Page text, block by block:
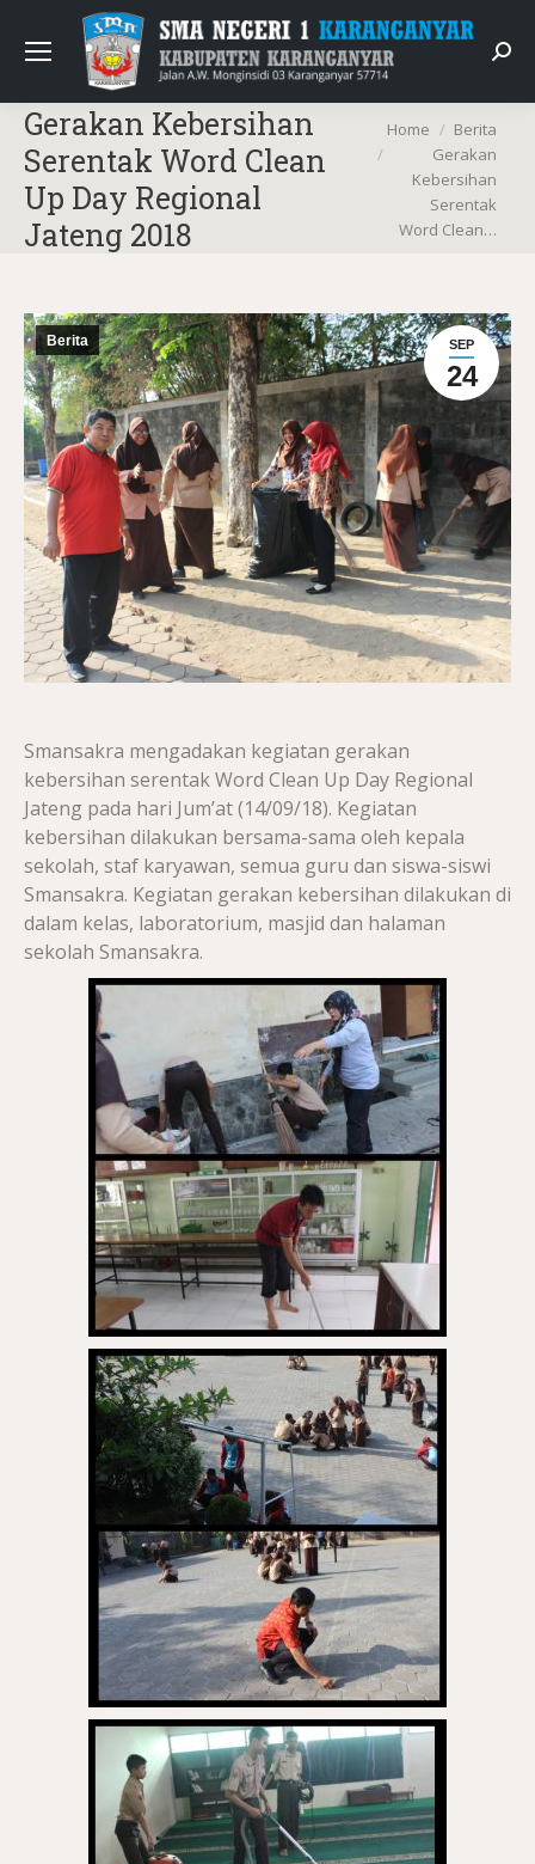
Gerakan Kebersihan
Serentak Word Clean
Up Day Regional
Jateng 2018
You are here:
Home
Berita
Gerakan
Kebersihan
Serentak
Word Clean…
SEP
24
Berita
Smansakra mengadakan kegiatan gerakan
kebersihan serentak Word Clean Up Day Regional
Jateng pada hari Jum’at (14/09/18). Kegiatan
kebersihan dilakukan bersama-sama oleh kepala
sekolah, staf karyawan, semua guru dan siswa-siswi
Smansakra. Kegiatan gerakan kebersihan dilakukan di
dalam kelas, laboratorium, masjid dan halaman
sekolah Smansakra.